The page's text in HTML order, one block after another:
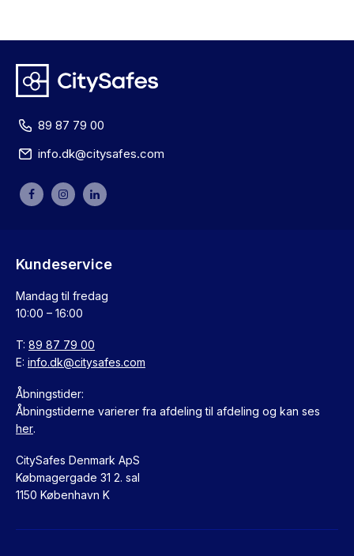
89 87 79 00
info.dk@citysafes.com
Kundeservice
Mandag til fredag
10:00 – 16:00
T: 89 87 79 00
E: info.dk@citysafes.com
Åbningstider:
Åbningstiderne varierer fra afdeling til afdeling og kan ses
her.
CitySafes Denmark ApS
Købmagergade 31 2. sal
1150 København K